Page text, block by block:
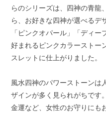
らのシリーズは、四神の青龍
ら、お好きな四神が選べるデ
「ピンクオパール」「ディ
好まれるピンクカラーストー
スレットに仕上がりました。
風水四神のパワーストーンは
ザインが多く見られがちです
金運など、女性のお守りにも